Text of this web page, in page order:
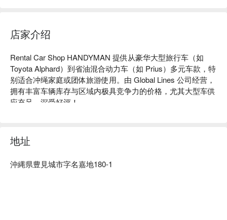
店家介绍
Rental Car Shop HANDYMAN 提供从豪华大型旅行车（如
Toyota Alphard）到省油混合动力车（如 Prius）多元车款，特
别适合冲绳家庭或团体旅游使用。由 Global Lines 公司经营，
拥有丰富车辆库存与区域内极具竞争力的价格，尤其大型车供
应充足，深受好评！
诚，可使用 Line 联系十分方便又安心，下次来冲绳一定会再
来租车的 ! Friendly service and reasonable price !」（截取自
【为何来冲绳租车推荐 Rental Car Shop HANDYMAN】
地址
沖縄県豊見城市字名嘉地180-1